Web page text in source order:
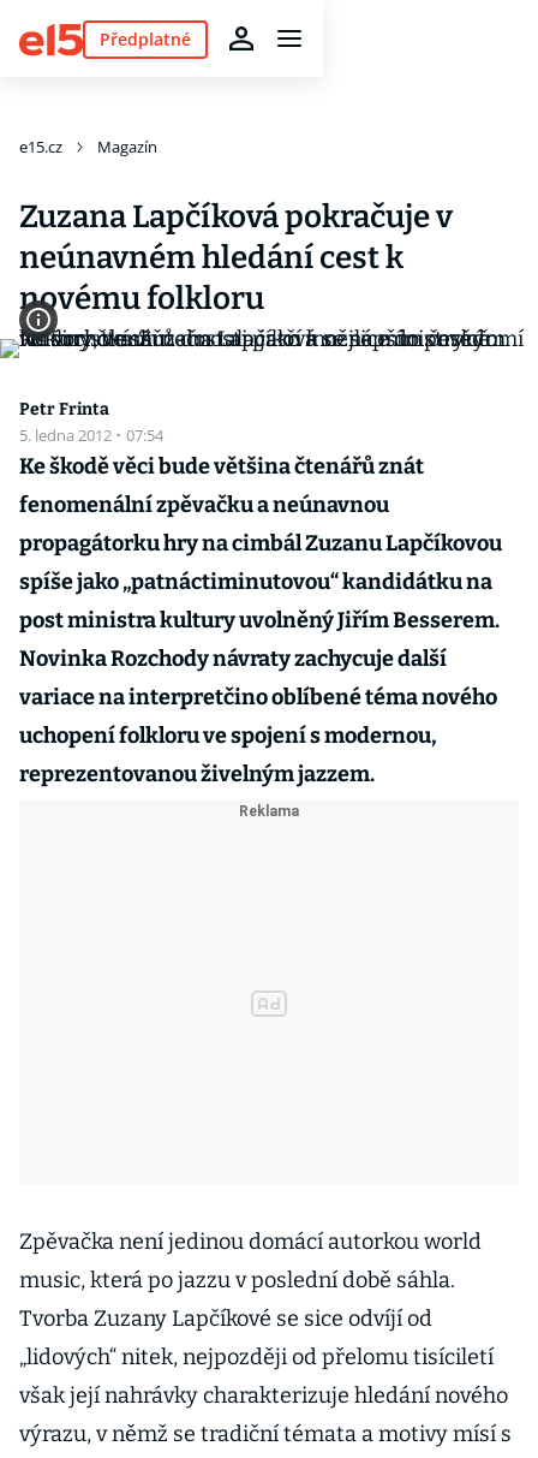
Předplatné
e15.cz Magazín
Zuzana Lapčíková pokračuje v
neúnavném hledání cest k
novému folkloru
Petr Frinta
5. ledna 2012 · 07:54
Ke škodě věci bude většina čtenářů znát
fenomenální zpěvačku a neúnavnou
propagátorku hry na cimbál Zuzanu Lapčíkovou
spíše jako „patnáctiminutovou“ kandidátku na
post ministra kultury uvolněný Jiřím Besserem.
Novinka Rozchody návraty zachycuje další
variace na interpretčino oblíbené téma nového
uchopení folkloru ve spojení s modernou,
reprezentovanou živelným jazzem.
Zpěvačka není jedinou domácí autorkou world
music, která po jazzu v poslední době sáhla.
Tvorba Zuzany Lapčíkové se sice odvíjí od
„lidových“ nitek, nejpozději od přelomu tisíciletí
však její nahrávky charakterizuje hledání nového
výrazu, v němž se tradiční témata a motivy mísí s